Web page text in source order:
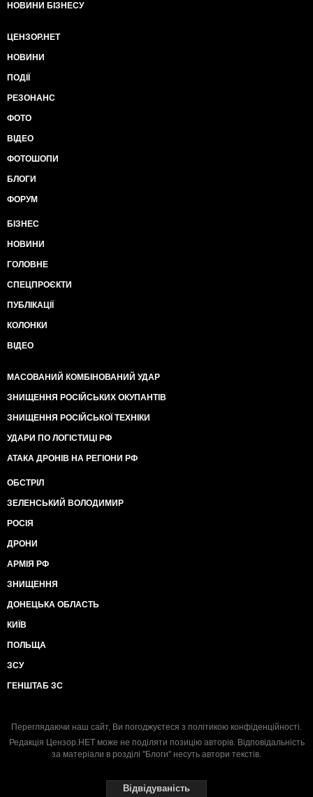
НОВИНИ БІЗНЕСУ
ЦЕНЗОР.НЕТ
НОВИНИ
ПОДІЇ
РЕЗОНАНС
ФОТО
ВІДЕО
ФОТОШОПИ
БЛОГИ
ФОРУМ
БІЗНЕС
НОВИНИ
ГОЛОВНЕ
СПЕЦПРОЄКТИ
ПУБЛІКАЦІЇ
КОЛОНКИ
ВІДЕО
МАСОВАНИЙ КОМБІНОВАНИЙ УДАР
ЗНИЩЕННЯ РОСІЙСЬКИХ ОКУПАНТІВ
ЗНИЩЕННЯ РОСІЙСЬКОЇ ТЕХНІКИ
УДАРИ ПО ЛОГІСТИЦІ РФ
АТАКА ДРОНІВ НА РЕГІОНИ РФ
ОБСТРІЛ
ЗЕЛЕНСЬКИЙ ВОЛОДИМИР
РОСІЯ
ДРОНИ
АРМІЯ РФ
ЗНИЩЕННЯ
ДОНЕЦЬКА ОБЛАСТЬ
КИЇВ
ПОЛЬЩА
ЗСУ
ГЕНШТАБ ЗС
Переглядаючи наш сайт, Ви погоджуєтеся з політикою конфіденційності.
Редакція Цензор.НЕТ може не поділяти позицію авторів. Відповідальність
за матеріали в розділі "Блоги" несуть автори текстів.
Відвідуваність